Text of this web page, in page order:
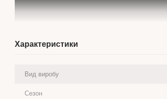
Характеристики
Вид виробу
Сезон